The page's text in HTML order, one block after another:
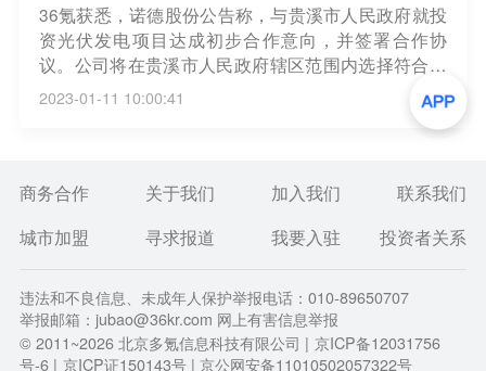
36氪获悉，诺德股份公告称，与贵溪市人民政府就投
资光伏发电项目达成初步合作意向，并签署合作协
议。公司将在贵溪市人民政府辖区范围内选择符合国
家相关规定的闲置土地、屋顶等适宜场所开展分布式/
2023-01-11 10:00:41
商务合作 关于我们 加入我们
联系我们
城市加盟
寻求报道 我要入驻 投资者关系
违法和不良信息、未成年人保护举报电话：010-89650707
举报邮箱：jubao@36kr.com 网上有害信息举报
© 2011~2026北京多氪信息科技有限公司 | 京ICP备12031756
号-6 | 京ICP证150143号 | 京公网安备11010502057322号